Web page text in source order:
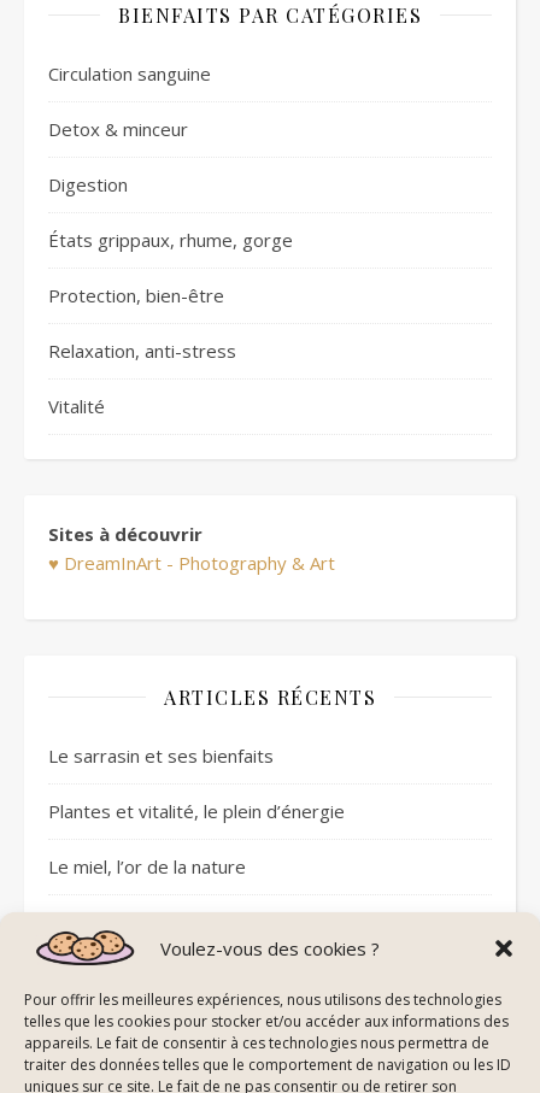
Voulez-vous des cookies ?
Pour offrir les meilleures expériences, nous utilisons des technologies
telles que les cookies pour stocker et/ou accéder aux informations des
appareils. Le fait de consentir à ces technologies nous permettra de
traiter des données telles que le comportement de navigation ou les ID
uniques sur ce site. Le fait de ne pas consentir ou de retirer son
BIENFAITS PAR CATÉGORIES
Circulation sanguine
Detox & minceur
Digestion
États grippaux, rhume, gorge
Protection, bien-être
Relaxation, anti-stress
Vitalité
Sites à découvrir
♥ DreamInArt - Photography & Art
ARTICLES RÉCENTS
Le sarrasin et ses bienfaits
Plantes et vitalité, le plein d’énergie
Le miel, l’or de la nature